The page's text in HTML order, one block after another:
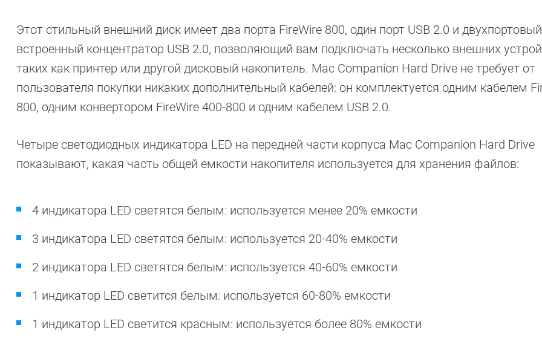
Этот стильный внешний диск имеет два порта FireWire 800, один порт USB 2.0 и двухпортовый
встроенный концентратор USB 2.0, позволяющий вам подключать несколько внешних
таких как принтер или другой дисковый накопитель. Mac Companion Hard Drive не требует от
пользователя покупки никаких дополнительный кабелей: он комплектуется одним кабелем
800, одним конвертором FireWire 400-800 и одним кабелем USB 2.0.
Четыре светодиодных индикатора LED на передней части корпуса Mac Companion Hard Drive
показывают, какая часть общей емкости накопителя используется для хранения файлов:
4 индикатора LED светятся белым: используется менее 20% емкости
3 индикатора LED светятся белым: используется 20-40% емкости
2 индикатора LED светятся белым: используется 40-60% емкости
1 индикатор LED светится белым: используется 60-80% емкости
1 индикатор LED светится красным: используется более 80% емкости